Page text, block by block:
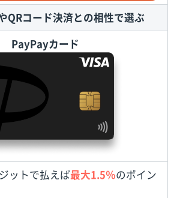
QRコード決済との相性で選ぶ
PayPayカード
ットで払えば最大1.5％のポイン